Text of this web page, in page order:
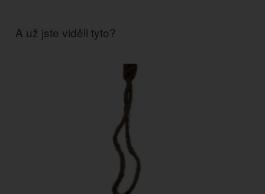
A už jste viděli tyto?